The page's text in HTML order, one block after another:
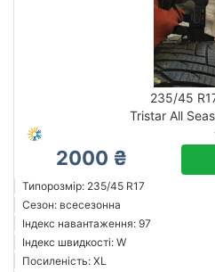
235/45
Tristar All
2000 ₴
Типорозмір: 235/45 R17
Сезон: всесезонна
Індекс навантаження: 97
Індекс швидкості: W
Посиленість: XL